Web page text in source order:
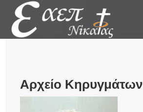
Αρχείο Κηρυγμάτων